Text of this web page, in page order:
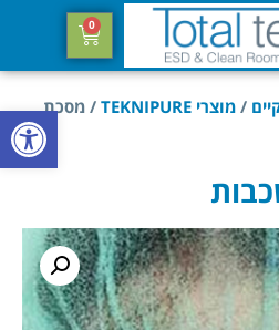
פתח
0
/ מוצרי TEKNIPURE
/ מסכת